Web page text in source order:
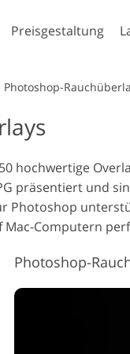
Foto-Manipulation
Preisgestaltung
Templates
Vorlagen
Dusche-Einladung
Photoshop-
hochwertige
präsentiert und
Photoshop
Computern
Photoshop-